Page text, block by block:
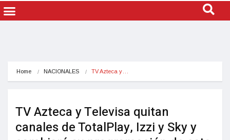
Home NACIONALES TV Azteca y…
TV Azteca y Televisa quitan
canales de TotalPlay, Izzi y Sky y